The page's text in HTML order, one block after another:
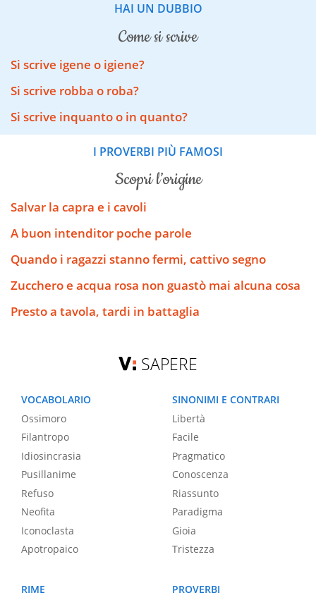
HAI UN DUBBIO
come si scrive
Si scrive igene o igiene?
Si scrive robba o roba?
Si scrive inquanto o in quanto?
I PROVERBI PIÙ FAMOSI
scopri l’origine
Salvar la capra e i cavoli
A buon intenditor poche parole
Quando i ragazzi stanno fermi, cattivo segno
Zucchero e acqua rosa non guastò mai alcuna cosa
Presto a tavola, tardi in battaglia
SAPERE
VOCABOLARIO
Ossimoro
Filantropo
Idiosincrasia
Pusillanime
Refuso
Neofita
Iconoclasta
Apotropaico
SINONIMI E CONTRARI
Libertà
Facile
Pragmatico
Conoscenza
Riassunto
Paradigma
Gioia
Tristezza
RIME
PROVERBI